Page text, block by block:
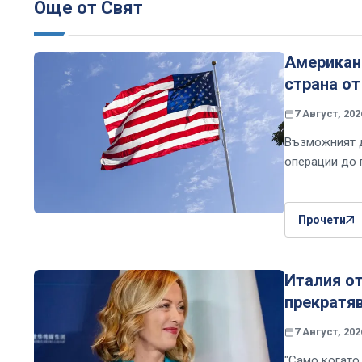
Още от Свят
страна
7 Август,
Възможният
операции до
Прочети
Италия
7 Август,